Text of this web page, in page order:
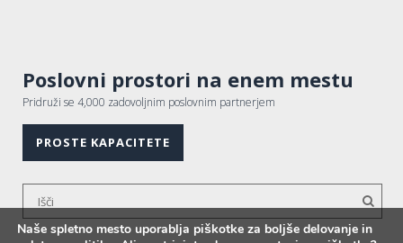
Poslovni prostori na enem mestu
Pridruži se 4,000 zadovoljnim poslovnim partnerjem
PROSTE KAPACITETE
Naše spletno mesto uporablja piškotke za boljše delovanje in